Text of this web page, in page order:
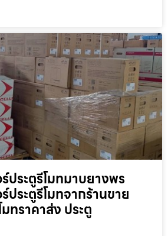
ประตูรีโมทมาบยางพร
ประตูรีโมทจากร้านขาย
ทราคาส่ง ประตู